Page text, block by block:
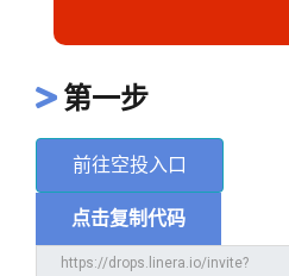
第一步
前往空投入口
点击复制代码